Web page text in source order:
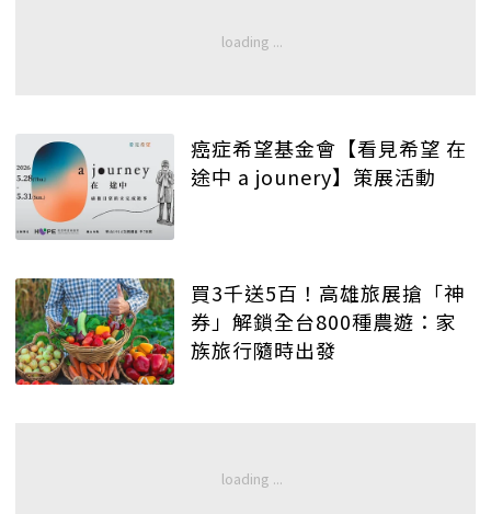
癌症希望基金會【看見希望 在
途中 a jounery】策展活動
買3千送5百！高雄旅展搶「神
券」解鎖全台800種農遊：家
族旅行隨時出發